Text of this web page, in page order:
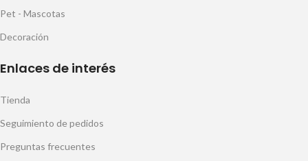
Pet - Mascotas
Decoración
Enlaces de interés
Tienda
Seguimiento de pedidos
Preguntas frecuentes